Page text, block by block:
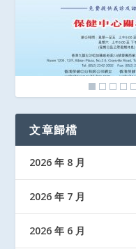
文章歸檔
2026 年 8 月
2026 年 7 月
2026 年 6 月